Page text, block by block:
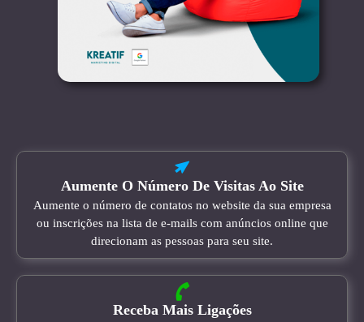
Aumente O Número De Visitas Ao Site
Aumente o número de contatos no website da sua empresa
ou inscrições na lista de e-mails com anúncios online que
direcionam as pessoas para seu site.
Receba Mais Ligações